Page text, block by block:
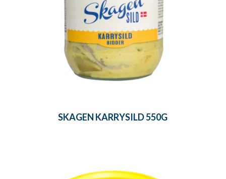
SKAGEN KARRYSILD 550G